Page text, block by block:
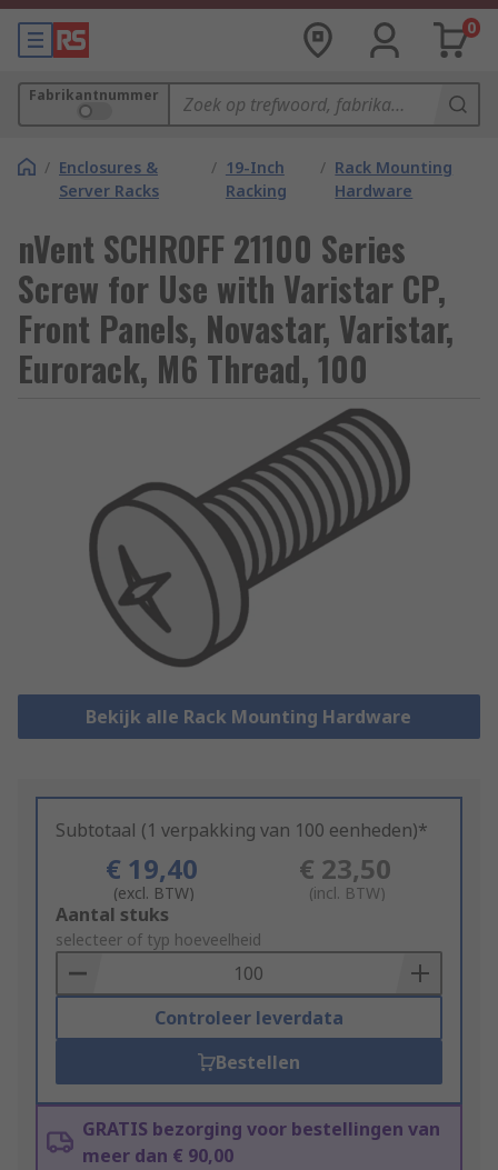
0
Fabrikantnummer
/ Enclosures &
Server Racks
/ 19-Inch
Racking
/ Rack Mounting
Hardware
nVent SCHROFF 21100 Series
Screw for Use with Varistar CP,
Front Panels, Novastar, Varistar,
Eurorack, M6 Thread, 100
Bekijk alle Rack Mounting Hardware
Subtotaal (1 verpakking van 100 eenheden)*
€ 19,40
(excl. BTW)
€ 23,50
(incl. BTW)
Add
to
Basket
Aantal stuks
selecteer of typ hoeveelheid
Controleer leverdata
Bestellen
GRATIS bezorging voor bestellingen van
meer dan € 90,00